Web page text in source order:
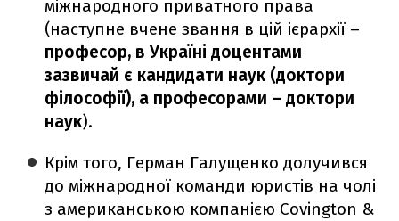
міжнародного приватного права
(наступне вчене звання в цій ієрархії –
професор, в Україні доцентами
зазвичай є кандидати наук (доктори
філософії), а професорами – доктори
наук).
Крім того, Герман Галущенко долучився
до міжнародної команди юристів на чолі
з американською компанією Covington &